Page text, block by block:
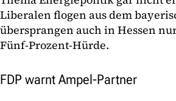
Liberalen flogen aus dem
übersprangen auch in Hessen
Fünf-Prozent-Hürde.
FDP warnt Ampel-Partner